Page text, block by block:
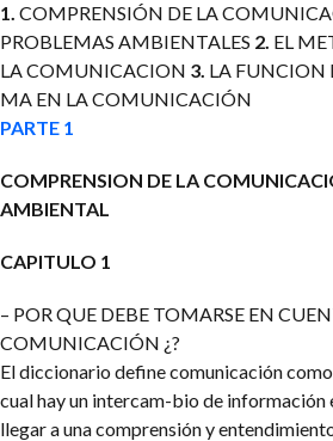
1. COMPRENSIÓN DE LA
PROBLEMAS AMBIENTALES 2. EL
LA COMUNICACION 3. LA FUNCION
MA EN LA COMUNICACIÓN
PARTE 1
COMPRENSION DE LA
AMBIENTAL
CAPITULO 1
– POR QUE DEBE TOMARSE EN
COMUNICACIÓN ¿?
El diccionario define comunicación
cual hay un intercam-bio de información
llegar a una comprensión y